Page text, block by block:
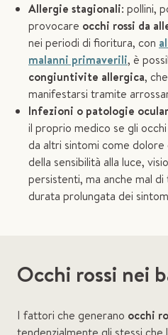
Allergie stagionali: pollini,
provocare occhi rossi da
nei periodi di fioritura, con
malanni primaverili, è
congiuntivite allergica,
manifestarsi tramite
Infezioni o patologie
il proprio medico se gli
da altri sintomi come
della sensibilità alla luce,
persistenti, ma anche mal di
durata prolungata dei
Occhi rossi nei
I fattori che generano occhi